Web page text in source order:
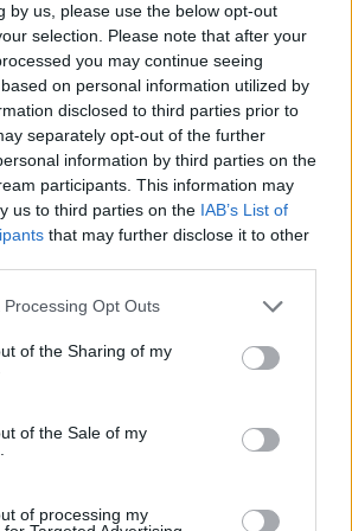
by us, please use the below opt-out
selection. Please note that after your
you may continue seeing
on personal information utilized by
disclosed to third parties prior to
separately opt-out of the further
information by third parties on the
participants. This information may
us to third parties on the IAB’s List of
that may further disclose it to other
Opt Outs
of the Sharing of my
of the Sale of my
of processing my
- Η συγγνώμη από την
3,35 εκατ. ευρώ από το Υπουργείο
επίδομα των φοιτητών
κατάχαμα, μια ψησταριά στο
παρατημένο στο πάρκο”
συναγερμός στην Κρήτη - Ζέστη και
εσωστρέφεια και τραγικά